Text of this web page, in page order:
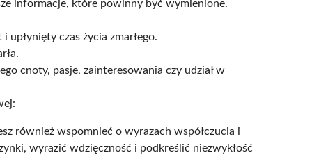
informacje, które powinny być wymienione.
upłynięty czas życia zmarłego.
cnoty, pasje, zainteresowania czy udział w
również wspomnieć o wyrazach współczucia i
wyrazić wdzięczność i podkreślić niezwykłość